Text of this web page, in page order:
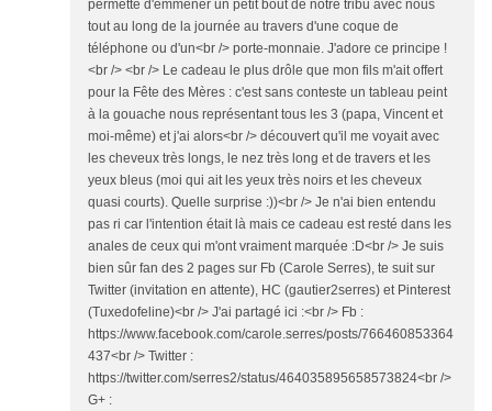
permette d'emmener un petit bout de notre tribu avec nous
tout au long de la journée au travers d'une coque de
téléphone ou d'un<br /> porte-monnaie. J'adore ce principe !
<br /> <br /> Le cadeau le plus drôle que mon fils m'ait offert
pour la Fête des Mères : c'est sans conteste un tableau peint
à la gouache nous représentant tous les 3 (papa, Vincent et
moi-même) et j'ai alors<br /> découvert qu'il me voyait avec
les cheveux très longs, le nez très long et de travers et les
yeux bleus (moi qui ait les yeux très noirs et les cheveux
quasi courts). Quelle surprise :))<br /> Je n'ai bien entendu
pas ri car l'intention était là mais ce cadeau est resté dans les
anales de ceux qui m'ont vraiment marquée :D<br /> Je suis
bien sûr fan des 2 pages sur Fb (Carole Serres), te suit sur
Twitter (invitation en attente), HC (gautier2serres) et Pinterest
(Tuxedofeline)<br /> J'ai partagé ici :<br /> Fb :
https://www.facebook.com/carole.serres/posts/766460853364
437<br /> Twitter :
https://twitter.com/serres2/status/464035895658573824<br />
G+ :